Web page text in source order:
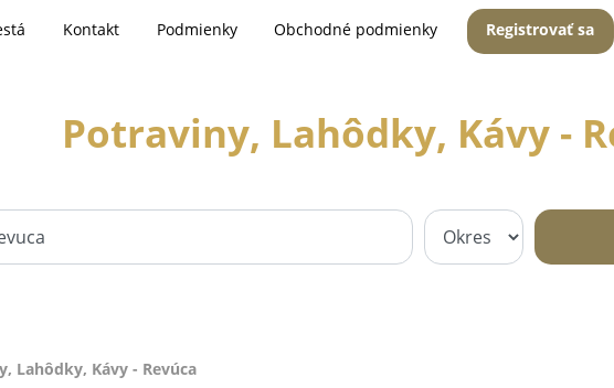
Kontakt Podmienky Obchodné podmienky Registrovať sa
Potraviny, Lahôdky, Kávy -
Lahôdky, Kávy - Revúca